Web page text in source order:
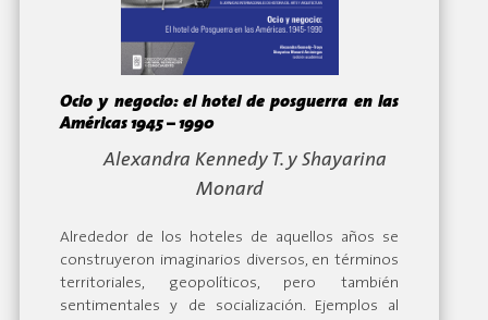
Ocio y negocio: el hotel de posguerra en las
Américas 1945 – 1990
Alexandra Kennedy T. y Shayarina
Monard
Alrededor de los hoteles de aquellos años se
construyeron imaginarios diversos, en términos
territoriales, geopolíticos, pero también
sentimentales y de socialización. Ejemplos al